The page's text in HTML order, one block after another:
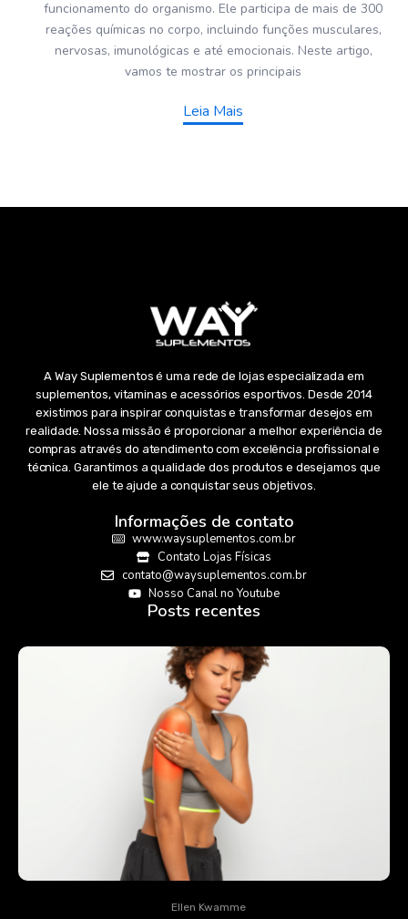
funcionamento do organismo. Ele participa de mais de 300
reações químicas no corpo, incluindo funções musculares,
nervosas, imunológicas e até emocionais. Neste artigo,
vamos te mostrar os principais
Leia Mais
A Way Suplementos é uma rede de lojas especializada em
suplementos, vitaminas e acessórios esportivos. Desde 2014
existimos para inspirar conquistas e transformar desejos em
realidade. Nossa missão é proporcionar a melhor experiência de
compras através do atendimento com excelência profissional e
técnica. Garantimos a qualidade dos produtos e desejamos que
ele te ajude a conquistar seus objetivos.
Informações de contato
www.waysuplementos.com.br
Contato Lojas Físicas
contato@waysuplementos.com.br
Nosso Canal no Youtube
Posts recentes
Ellen Kwamme